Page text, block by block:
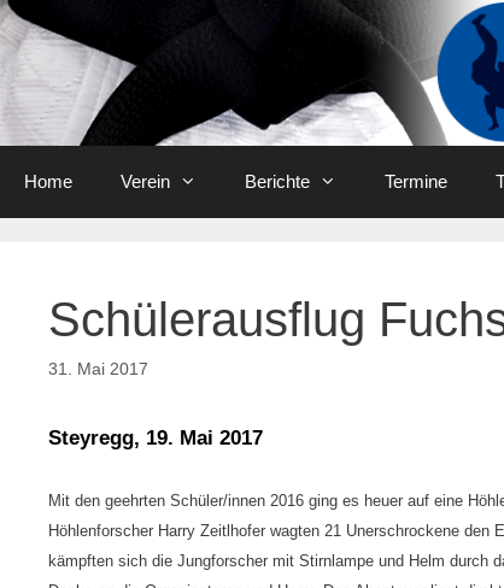
Skip
to
content
Home Verein Berichte Termine
Schülerausflug
31. Mai 2017
Steyregg, 19. Mai 2017
Mit den geehrten Schüler/innen 2016 ging es heuer auf eine
Höhlenforscher Harry Zeitlhofer wagten 21 Unerschrockene
kämpften sich die Jungforscher mit Stirnlampe und Helm durch